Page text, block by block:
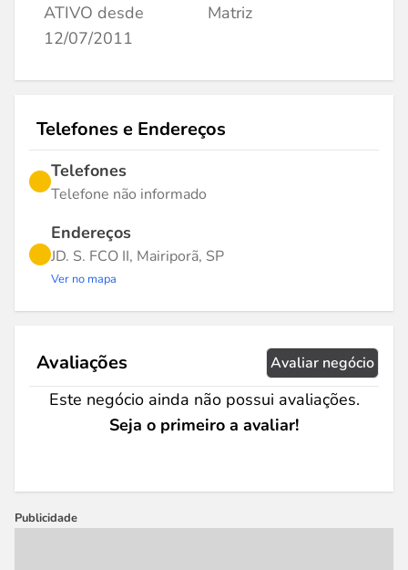
ATIVO desde
12/07/2011
Matriz
Telefones e Endereços
Telefones
Telefone não informado
Endereços
JD. S. FCO II, Mairiporã, SP
Ver no mapa
Avaliações Avaliar negócio
Este negócio ainda não possui avaliações.
Seja o primeiro a avaliar!
Publicidade